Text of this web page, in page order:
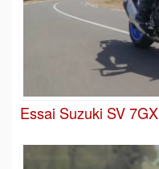
Essai Suzuki SV 7GX